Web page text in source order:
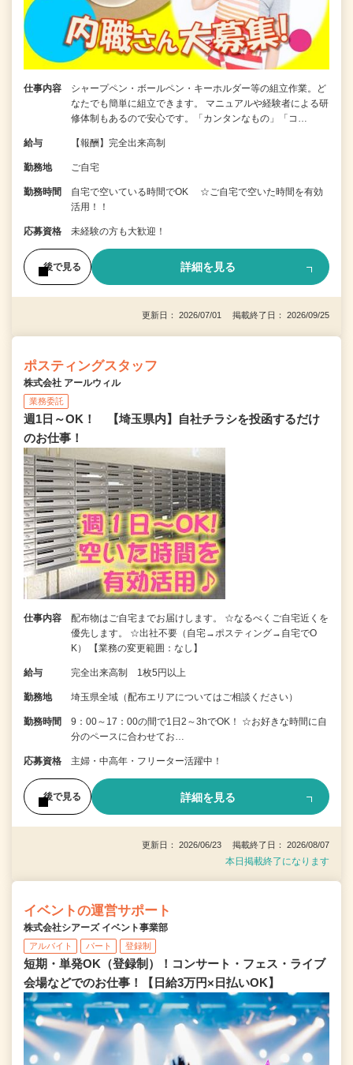
仕事内容
シャープペン・ボールペン・キーホルダー等の組立作業。ど
なたでも簡単に組立できます。 マニュアルや経験者による研
修体制もあるので安心です。「カンタンなもの」「コ…
給与 【報酬】完全出来高制
勤務地 ご自宅
勤務時間
自宅で空いている時間でOK ☆ご自宅で空いた時間を有効
活用！！
応募資格 未経験の方も大歓迎！
後で見る 詳細を見る
更新日： 2026/07/01 掲載終了日： 2026/09/25
ポスティングスタッフ
株式会社 アールウィル
業務委託
週1日～OK！ 【埼玉県内】自社チラシを投函するだけ
のお仕事！
仕事内容
配布物はご自宅までお届けします。 ☆なるべくご自宅近くを
優先します。 ☆出社不要（自宅→ポスティング→自宅でO
K） 【業務の変更範囲：なし】
給与 完全出来高制 1枚5円以上
勤務地 埼玉県全域（配布エリアについてはご相談ください）
勤務時間
9：00～17：00の間で1日2～3hでOK！ ☆お好きな時間に自
分のペースに合わせてお…
応募資格 主婦・中高年・フリーター活躍中！
後で見る 詳細を見る
更新日： 2026/06/23 掲載終了日： 2026/08/07
本日掲載終了になります
イベントの運営サポート
株式会社シアーズ イベント事業部
アルバイト パート 登録制
短期・単発OK（登録制）！コンサート・フェス・ライブ
会場などでのお仕事！【日給3万円×日払いOK】